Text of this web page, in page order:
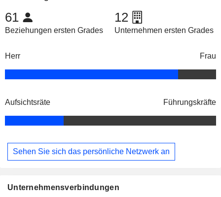
61
Beziehungen ersten Grades
12
Unternehmen ersten Grades
Herr Frau
Aufsichtsräte Führungskräfte
Sehen Sie sich das persönliche Netzwerk an
Unternehmensverbindungen